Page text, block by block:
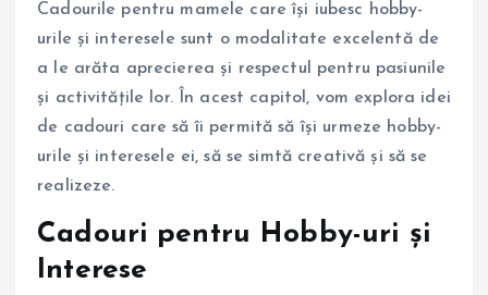
Cadourile pentru mamele care își iubesc hobby-
urile și interesele sunt o modalitate excelentă de
a le arăta aprecierea și respectul pentru pasiunile
și activitățile lor. În acest capitol, vom explora idei
de cadouri care să îi permită să își urmeze hobby-
urile și interesele ei, să se simtă creativă și să se
realizeze.
Cadouri pentru Hobby-uri și
Interese